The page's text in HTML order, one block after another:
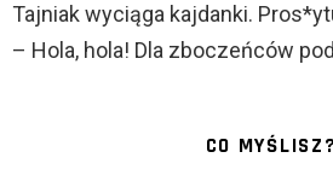
Tajniak wyciąga kajdanki.
– Hola, hola! Dla zboczeńców
CO MYŚLISZ?